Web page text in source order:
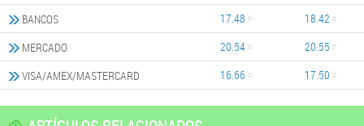
BANCOS
17.48
18.42
MERCADO
20.54
20.55
VISA/AMEX/MASTERCARD
16.66 17.50